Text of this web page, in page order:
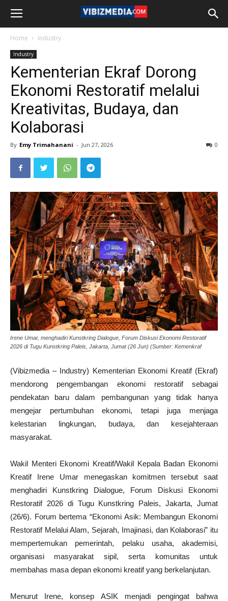
Home Industry
Industry
Kementerian Ekraf Dorong
Ekonomi Restoratif melalui
Kreativitas, Budaya, dan
Kolaborasi
By Emy Trimahanani - Jun 27, 2026 0
Irene Umar, menghadiri Kunstkring Dialogue, Forum Diskusi Ekonomi Restoratif
2026 di Tugu Kunstkring Paleis, Jakarta, Jumat (26 Jun) (Sumber: Kemenkraf
(Vibizmedia – Industry) Kementerian Ekonomi Kreatif (Ekraf)
mendorong pengembangan ekonomi restoratif sebagai
pendekatan baru dalam pembangunan yang tidak hanya
mengejar pertumbuhan ekonomi, tetapi juga menjaga
kelestarian lingkungan, budaya, dan kesejahteraan
masyarakat.
Wakil Menteri Ekonomi Kreatif/Wakil Kepala Badan Ekonomi
Kreatif Irene Umar menegaskan komitmen tersebut saat
menghadiri Kunstkring Dialogue, Forum Diskusi Ekonomi
Restoratif 2026 di Tugu Kunstkring Paleis, Jakarta, Jumat
(26/6). Forum bertema “Ekonomi Asik: Membangun Ekonomi
Restoratif Melalui Alam, Sejarah, Imajinasi, dan Kolaborasi” itu
mempertemukan pemerintah, pelaku usaha, akademisi,
organisasi masyarakat sipil, serta komunitas untuk
membahas masa depan ekonomi kreatif yang berkelanjutan.
Menurut Irene, konsep ASIK menjadi pengingat bahwa